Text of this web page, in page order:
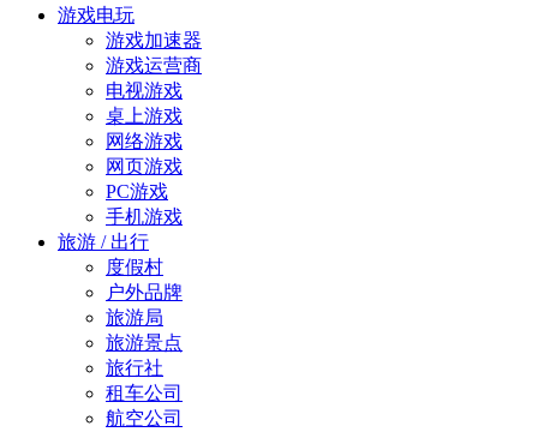
游戏电玩
游戏加速器
游戏运营商
电视游戏
桌上游戏
网络游戏
网页游戏
PC游戏
手机游戏
旅游 / 出行
度假村
户外品牌
旅游局
旅游景点
旅行社
租车公司
航空公司